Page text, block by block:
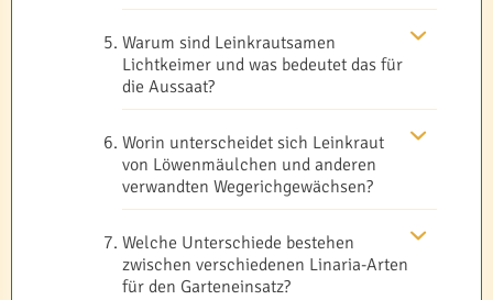
Warum sind Leinkrautsamen
Lichtkeimer und was bedeutet das für
die Aussaat?
Worin unterscheidet sich Leinkraut
von Löwenmäulchen und anderen
verwandten Wegerichgewächsen?
Welche Unterschiede bestehen
zwischen verschiedenen Linaria-Arten
für den Garteneinsatz?